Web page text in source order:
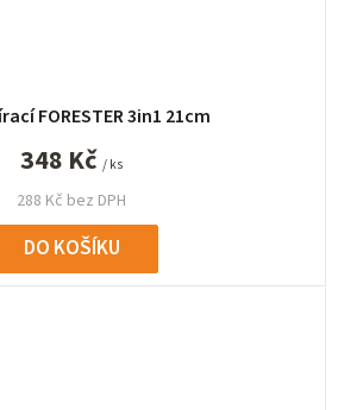
FORESTER 3in1 21cm
288 Kč bez DPH
348 Kč / ks
DO KOŠÍKU